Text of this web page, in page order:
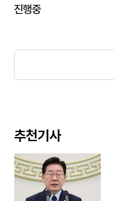
진행중
추천기사